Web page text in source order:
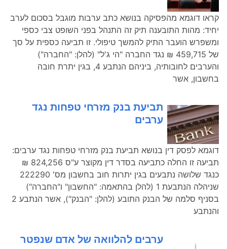
קראו דוגמא מהפסיקה בנושא כתב ערבות מוגבל בסכום לערב
יחיד: מהות התובענה תיק זה התנהל בפני השופט צבי כספי
ומשפרש הועבר התיק להמשך טיפולי. זו תביעה כספית על סך
של 459,715 ₪ נגד החברה "הי ג'ל" (להלן: "החברה")
והערבים לחובותיה, ביניהם הנתבע 4, בגין יתרת חובה
בחשבון, אשר
תביעת בנק מזרחי טפחות נגד
ערבים
דוגמא לפסק דין בנושא תביעת בנק מזרחי טפחות נגד ערבים:
תביעה זו החלה כתביעה בסדר דין מקוצר ע"ס 824,256 ₪
כנגד שלושה נתבעים בגין יתרות חוב בחשבון מס' 222290
שניהלה הנתבעת 1 (להלן בהתאמה: "החשבון" ו"החברה")
בסניף סלמה של הבנק התובע (להלן: "הבנק"), אשר הנתבע 2
והנתבע
ערבים להלוואה של אדם שנפטר